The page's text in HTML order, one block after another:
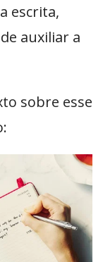
escrita,
auxiliar a
sobre esse